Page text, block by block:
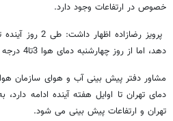
خصوص در ارتفاعات وجود دارد.
پرویز رضازاده
دهد، اما از روز چهارشنبه دمای هوا 3تا4 درجه کاهش می یابد.
مشاور دفتر پیش بینی آب و هوای سازمان
دمای تهران تا اوایل هفته آینده ادامه
تهران و ارتفاعات پیش بینی می شود.